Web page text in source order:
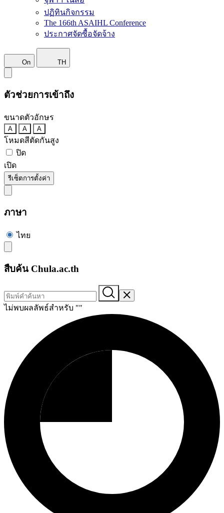
ปฏิทินกิจกรรม
The 166th ASAIHL Conference
ประกาศจัดซื้อจัดจ้าง
On TH
ตัวช่วยการเข้าถึง
ขนาดตัวอักษร
A A A
โหมดสีตัดกันสูง
ปิด
เปิด
รีเซ็ตการตั้งค่า
ภาษา
ไทย
สืบค้น Chula.ac.th
ไม่พบผลลัพธ์สำหรับ ""